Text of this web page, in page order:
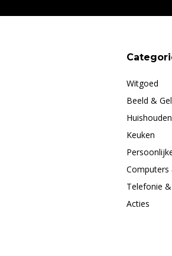
Witgoed
Beeld &
Keuken
Computers
Telefonie
Acties